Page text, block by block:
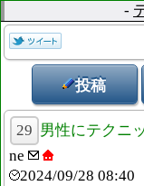
-
投稿
29 男性にテクニ
ne
2024/09/28 08:40